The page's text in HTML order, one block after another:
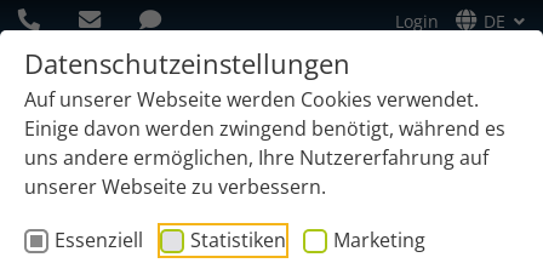
Datenschutzeinstellungen
Auf unserer Webseite werden Cookies verwendet.
Einige davon werden zwingend benötigt, während es
uns andere ermöglichen, Ihre Nutzererfahrung auf
unserer Webseite zu verbessern.
Essenziell
Statistiken Marketing
Login DE